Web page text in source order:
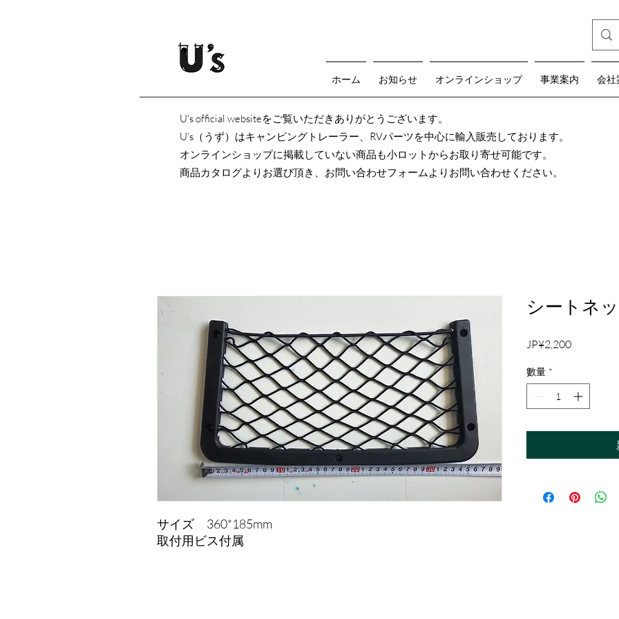
ホーム お知らせ オンラインショップ 事業案内 会社
U's official websiteをご覧いただきありがとうございます。
U's（うず）はキャンピングトレーラー、RVパーツを中心に輸入販売しております。
オンラインショップに掲載していない商品も小ロットからお取り寄せ可能です。
商品カタログよりお選び頂き、お問い合わせフォームよりお問い合わせください。
サイズ 360*185mm
取付用ビス付属
シートネ
JP¥2,200價
數量 *